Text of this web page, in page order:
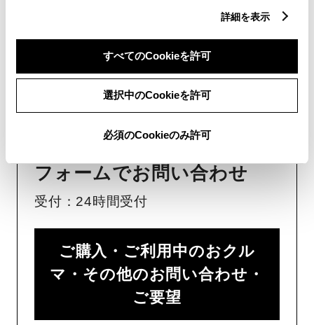
詳細を表示
すべてのCookieを許可
選択中のCookieを許可
必須のCookieのみ許可
時間が少なくご案内が可能です。
フォームでお問い合わせ
受付：24時間受付
ご購入・ご利用中のおクル
マ・その他のお問い合わせ・
ご要望​